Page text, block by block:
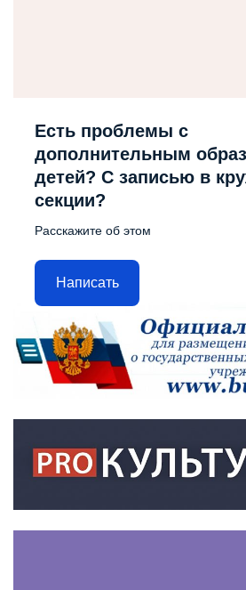
Есть проблемы с
дополнительным
детей? С записью в
секции?
Расскажите об этом
Написать